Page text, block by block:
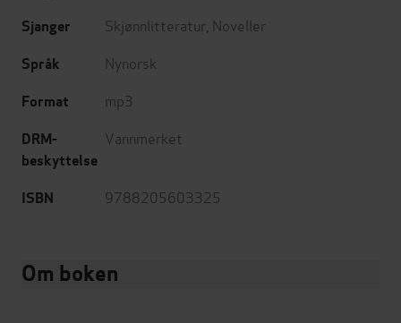
Sjanger Skjønnlitteratur Noveller
Språk Nynorsk
Format mp3
DRM-
beskyttelse
Vannmerket
ISBN 9788205603325
Om boken